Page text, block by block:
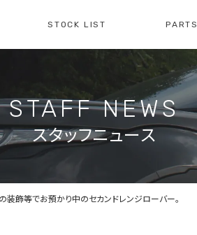
店舗紹介
車検・点検のご案内
STOCK LIST PARTS
61-3930
お問い合わせ
買取のお問い合わせ
STAFF NEWS
スタッフニュース
装飾等でお預かり中のセカンドレンジローバー。